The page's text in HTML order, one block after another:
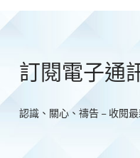
訂閱電子通
認識、關心、禱告 – 收閱